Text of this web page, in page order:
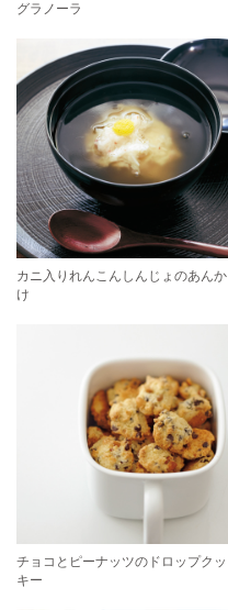
グラノーラ
カニ入りれんこんしんじょのあんか
け
チョコとピーナッツのドロップクッ
キー